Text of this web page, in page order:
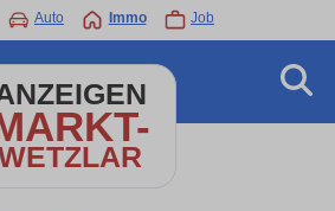
Auto Immo Job